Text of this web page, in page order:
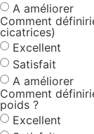
A améliorer
Comment
cicatrices)
Excellent
Satisfait
A améliorer
Comment
poids ?
Excellent